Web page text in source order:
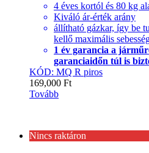
4 éves kortól és 80 kg
Kiváló ár-érték arány
állítható gázkar, így be
kellő maximális
1 év garancia a
garanciaidőn túl is
KÓD: MQ R piros
169,000 Ft
Tovább
Nincs raktáron